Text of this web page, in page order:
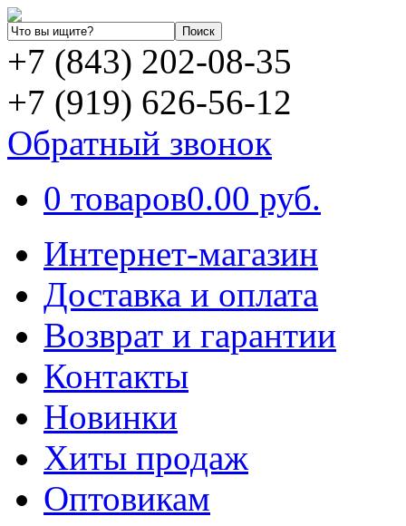
+7 (843) 202-08-35
+7 (919) 626-56-12
Обратный звонок
0 товаров0.00 руб.
Интернет-магазин
Доставка и оплата
Возврат и гарантии
Контакты
Новинки
Хиты продаж
Оптовикам